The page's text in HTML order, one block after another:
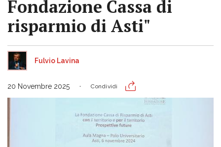
Fondazione Cassa di
risparmio di Asti"
Fulvio Lavina
20 Novembre 2025 Condividi